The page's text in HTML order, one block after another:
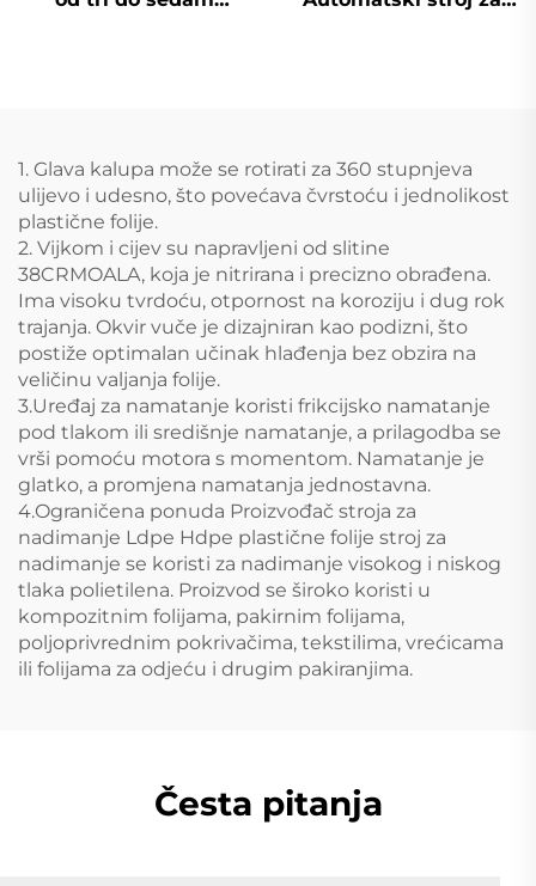
1. Glava kalupa može se rotirati za 360 stupnjeva
ulijevo i udesno, što povećava čvrstoću i jednolikost
plastične folije.
2. Vijkom i cijev su napravljeni od slitine
38CRMOALA, koja je nitrirana i precizno obrađena.
Ima visoku tvrdoću, otpornost na koroziju i dug rok
trajanja. Okvir vuče je dizajniran kao podizni, što
postiže optimalan učinak hlađenja bez obzira na
veličinu valjanja folije.
3.Uređaj za namatanje koristi frikcijsko namatanje
pod tlakom ili središnje namatanje, a prilagodba se
vrši pomoću motora s momentom. Namatanje je
glatko, a promjena namatanja jednostavna.
4.Ograničena ponuda Proizvođač stroja za
nadimanje Ldpe Hdpe plastične folije stroj za
nadimanje se koristi za nadimanje visokog i niskog
tlaka polietilena. Proizvod se široko koristi u
kompozitnim folijama, pakirnim folijama,
poljoprivrednim pokrivačima, tekstilima, vrećicama
ili folijama za odjeću i drugim pakiranjima.
Česta pitanja